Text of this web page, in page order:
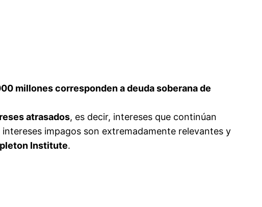
millones corresponden a deuda soberana de
atrasados, es decir, intereses que continúan
impagos son extremadamente relevantes y
Institute.